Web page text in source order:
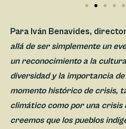
Para Iván Benavides,
allá de ser simplemente un
un reconocimiento a la
diversidad y la importancia
momento histórico de crisis,
climático como por una crisis
creemos que los pueblos